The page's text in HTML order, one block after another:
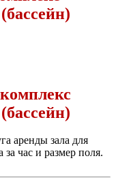
аренды зала для
час и размер поля.